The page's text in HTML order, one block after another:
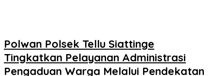
Polwan Polsek Tellu Siattinge
Tingkatkan Pelayanan Administrasi
Pengaduan Warga Melalui Pendekatan